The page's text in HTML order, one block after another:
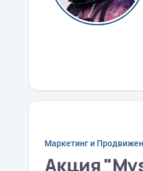
Маркетинг и
Акция